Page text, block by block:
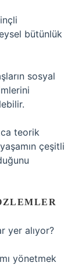
bütünlük
sosyal
teorik
çeşitli
yer alıyor?
yönetmek